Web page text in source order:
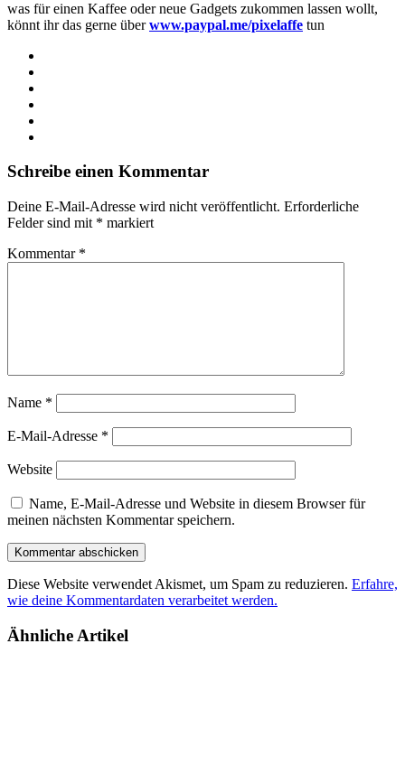
was für einen Kaffee oder neue Gadgets zukommen lassen wollt,
könnt ihr das gerne überwww.paypal.me/pixelaffe tun
Schreibe einen Kommentar
Deine E-Mail-Adresse wird nicht veröffentlicht. Erforderliche
Felder sind mit * markiert
Kommentar *
Name *
E-Mail-Adresse *
Website
Name, E-Mail-Adresse und Website in diesem Browser für
meinen nächsten Kommentar speichern.
Diese Website verwendet Akismet, um Spam zu reduzieren. Erfahre,
wie deine Kommentardaten verarbeitet werden.
Ähnliche Artikel